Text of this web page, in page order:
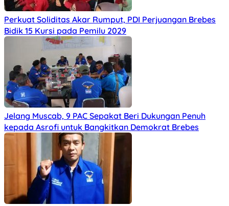
Perkuat Soliditas Akar Rumput, PDI Perjuangan Brebes
Bidik 15 Kursi pada Pemilu 2029
Jelang Muscab, 9 PAC Sepakat Beri Dukungan Penuh
kepada Asrofi untuk Bangkitkan Demokrat Brebes